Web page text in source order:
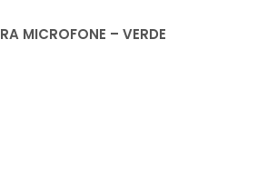
MICROFONE – VERDE